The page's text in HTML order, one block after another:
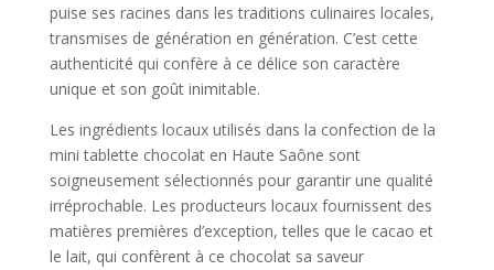
puise ses racines dans les traditions culinaires locales,
transmises de génération en génération. C’est cette
authenticité qui confère à ce délice son caractère
unique et son goût inimitable.
Les ingrédients locaux utilisés dans la confection de la
mini tablette chocolat en Haute Saône sont
soigneusement sélectionnés pour garantir une qualité
irréprochable. Les producteurs locaux fournissent des
matières premières d’exception, telles que le cacao et
le lait, qui confèrent à ce chocolat sa saveur